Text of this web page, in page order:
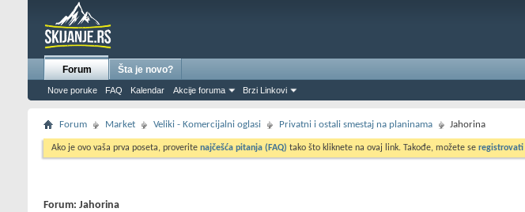
Forum
Nove poruke FAQ Kalendar Akcije foruma Brzi Linkovi
Šta je novo?
Forum Market Veliki - Komercijalni oglasi Privatni i ostali smestaj na planinama Jahorina
Ako je ovo vaša prva poseta, proverite najčešća pitanja (FAQ) tako što kliknete na ovaj link. Takođe, možete se registrovati
Forum: Jahorina